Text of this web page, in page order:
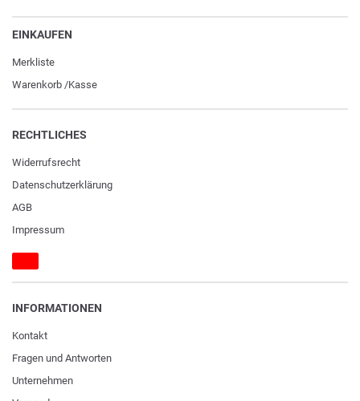
EINKAUFEN
Merkliste
Warenkorb /Kasse
RECHTLICHES
Widerrufs­recht
Daten­schutz­erklärung
AGB
Impressum
INFORMATIONEN
Kontakt
Fragen und Antworten
Unternehmen